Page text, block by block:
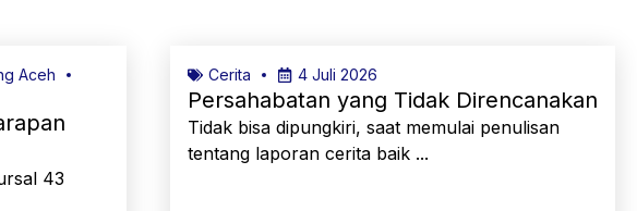
Aceh
43
Cerita 4 Juli 2026
Persahabatan yang Tidak Direncanakan
Tidak bisa dipungkiri, saat memulai penulisan
tentang laporan cerita baik ...